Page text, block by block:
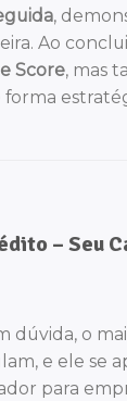
,
Ao
Score, mas
forma
– Seu
dúvida, o
e ele
para